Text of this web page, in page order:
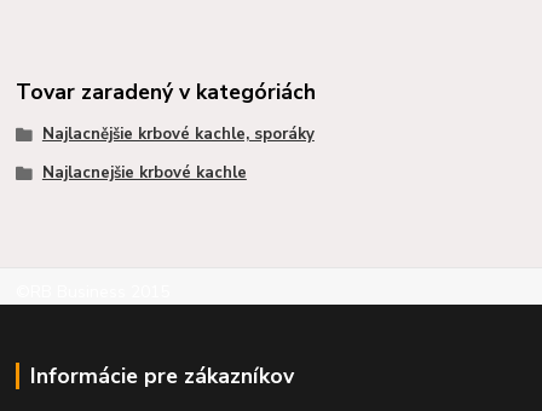
Tovar zaradený v kategóriách
Najlacnějšie krbové kachle, sporáky
Najlacnejšie krbové kachle
Informácie pre zákazníkov